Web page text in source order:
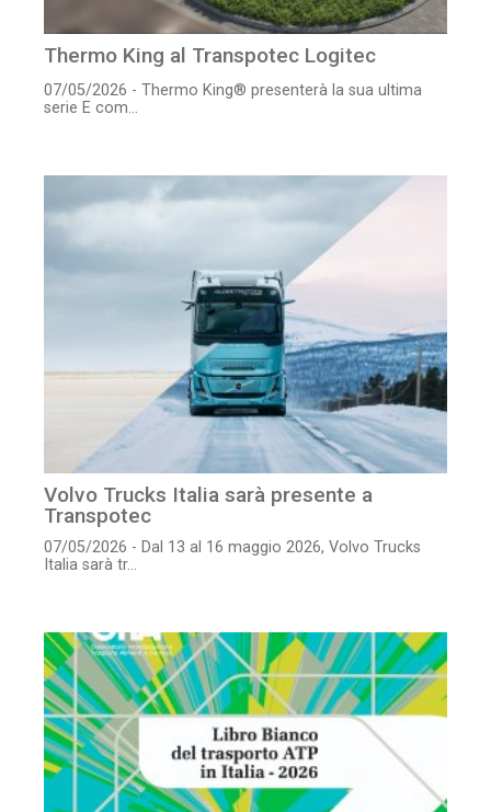
Thermo King al Transpotec Logitec
07/05/2026 - Thermo King® presenterà la sua ultima
serie E com...
Volvo Trucks Italia sarà presente a
Transpotec
07/05/2026 - Dal 13 al 16 maggio 2026, Volvo Trucks
Italia sarà tr...